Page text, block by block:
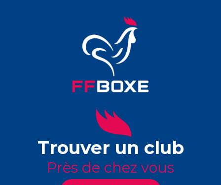
Trouver un club
Près de chez vous